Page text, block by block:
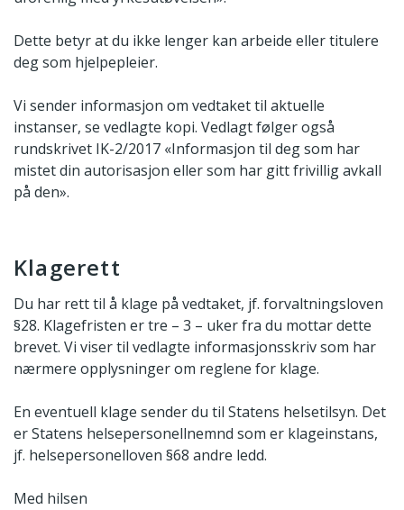
Dette betyr at du ikke lenger kan arbeide eller titulere
deg som hjelpepleier.
Vi sender informasjon om vedtaket til aktuelle
instanser, se vedlagte kopi. Vedlagt følger også
rundskrivet IK-2/2017 «Informasjon til deg som har
mistet din autorisasjon eller som har gitt frivillig avkall
på den».
Klagerett
Du har rett til å klage på vedtaket, jf. forvaltningsloven
§28. Klagefristen er tre – 3 – uker fra du mottar dette
brevet. Vi viser til vedlagte informasjonsskriv som har
nærmere opplysninger om reglene for klage.
En eventuell klage sender du til Statens helsetilsyn. Det
er Statens helsepersonell­nemnd som er klageinstans,
jf. helsepersonelloven §68 andre ledd.
Med hilsen